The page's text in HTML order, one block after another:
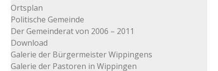
Ortsplan
Politische Gemeinde
Der Gemeinderat von 2006 – 2011
Download
Galerie der Bürgermeister Wippingens
Galerie der Pastoren in Wippingen